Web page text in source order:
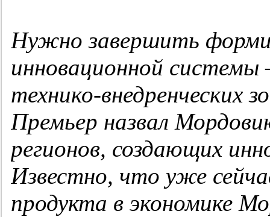
Нужно завершить
инновационной
технико-внедренческих
Премьер назвал
регионов, создающих
Известно, что уже
продукта в экономике